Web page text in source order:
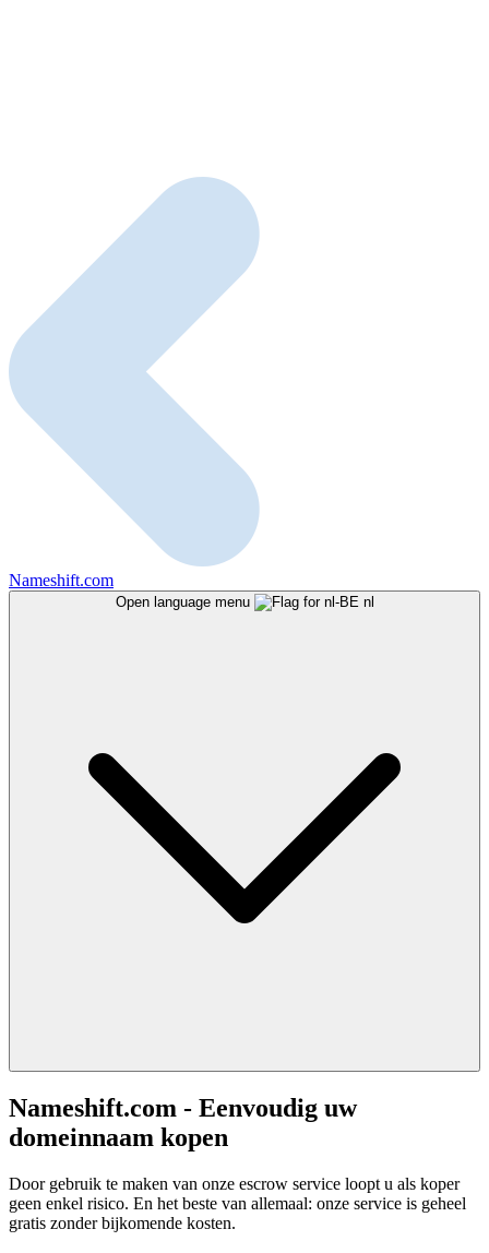
Nameshift.com
Open language menu nl
Nameshift.com - Eenvoudig uw
domeinnaam kopen
Door gebruik te maken van onze escrow service loopt u als koper
geen enkel risico. En het beste van allemaal: onze service is geheel
gratis zonder bijkomende kosten.